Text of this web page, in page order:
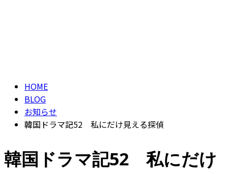
HOME
BLOG
お知らせ
韓国ドラマ記52 私にだけ見える探偵
韓国ドラマ記52 私にだけ